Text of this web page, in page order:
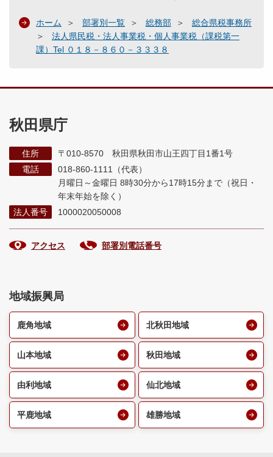
ホーム 部署別一覧 総務部
総合県税事務所
法人県民税・法人事業税・個人事業税（課税第一
課）Tel ０１８－８６０－３３３８
秋田県庁
住所
〒010-8570 秋田県秋田市山王四丁目1番1号
電話
018-860-1111（代表）
月曜日～金曜日 8時30分から17時15分まで （祝日・
年末年始を除く）
法人番号
1000020050008
アクセス 部署別電話番号
地域振興局
鹿角地域 北秋田地域
山本地域 秋田地域
由利地域 仙北地域
平鹿地域 雄勝地域